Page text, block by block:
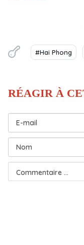
#Hai Phong